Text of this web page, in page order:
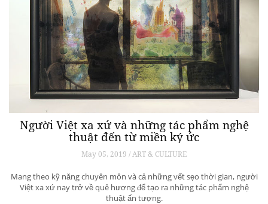
Người Việt xa xứ và những tác phẩm nghệ
thuật đến từ miền ký ức
May 05, 2019 / ART & CULTURE
Mang theo kỹ năng chuyên môn và cả những vết sẹo thời gian, người
Việt xa xứ nay trở về quê hương để tạo ra những tác phẩm nghệ
thuật ấn tượng.